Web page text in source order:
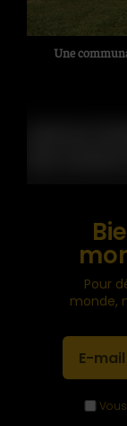
Une
Pour
monde,
pavé. Il vous
d’oiseaux
Parc
à son
Il est vrai que
de plus,